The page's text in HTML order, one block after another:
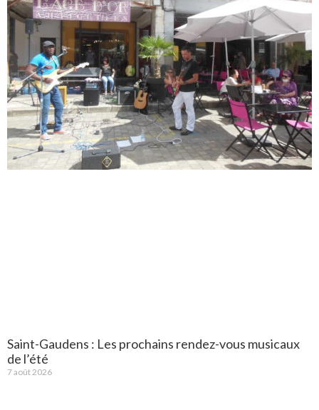
Saint-Gaudens : Les prochains rendez-vous musicaux
de l’été
7 août 2026